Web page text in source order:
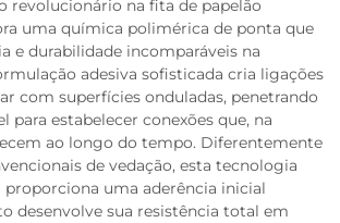
revolucionário na fita de papelão
uma química polimérica de ponta que
e durabilidade incomparáveis na
adesiva sofisticada cria ligações
com superfícies onduladas, penetrando
para estabelecer conexões que, na
ao longo do tempo. Diferentemente
de vedação, esta tecnologia
proporciona uma aderência inicial
desenvolve sua resistência total em